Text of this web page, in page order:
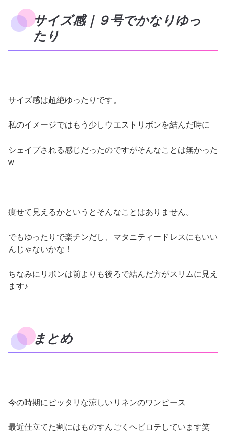
サイズ感｜９号でかなりゆっ
たり
サイズ感は超絶ゆったりです。
私のイメージではもう少しウエストリボンを結んだ時に
シェイプされる感じだったのですがそんなことは無かった
w
痩せて見えるかというとそんなことはありません。
でもゆったりで楽チンだし、マタニティードレスにもいい
んじゃないかな！
ちなみにリボンは前よりも後ろで結んだ方がスリムに見え
ます♪
まとめ
今の時期にピッタリな涼しいリネンのワンピース
最近仕立てた割にはものすんごくヘビロテしています笑